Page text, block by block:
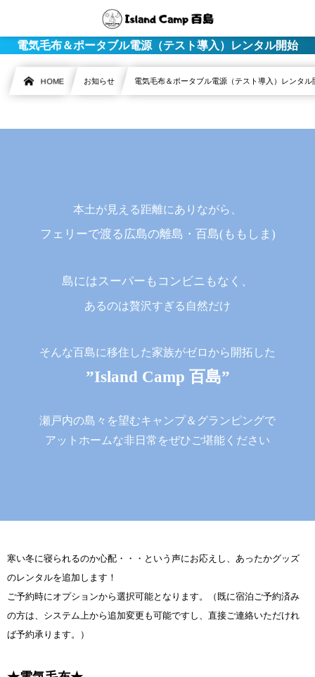
電気毛布＆ポータブル電源（テスト導入）レンタル開始
HOME お知らせ 電気毛布＆ポータブル電源（テスト導入）レンタル
本土が見える距離にありながら、
フェリーで渡る広島の離島・百島(ももしま)
島にはスーパーもコンビニもなく、
あるのは贅沢すぎる自然だけ
そんな百島に移住した家族がゼロから開拓した
”Island Camp 百島”
瀬戸内の島々を望むキャンプ＆グランピングで
アットホームな非日常をぜひご堪能ください
寒い冬に寝られるのか心配・・・という声にお応えし、あったかグッズ
のレンタルを追加します！
ご予約時にオプションから選択可能となります。（既に宿泊ご予約済み
の方は、システム上から追加変更も可能ですし、直接ご連絡いただけれ
ば予約承ります。）